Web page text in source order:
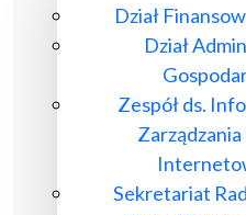
Dział
Dział
Zespół ds.
Sekretariat